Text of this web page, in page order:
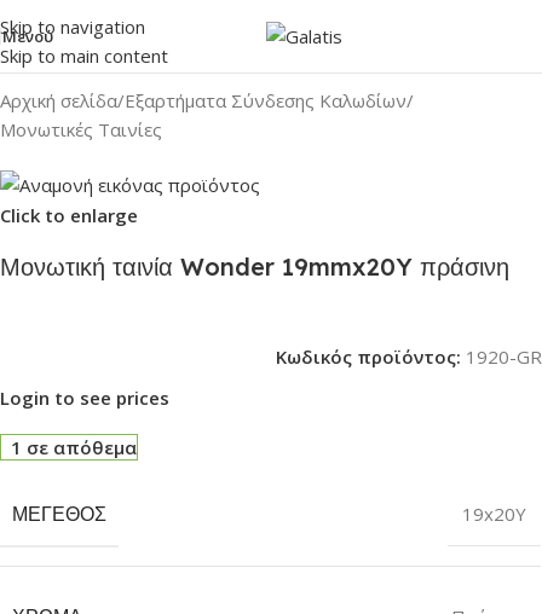
Skip to navigation
Skip to main content
Μενού
Αρχική σελίδα/Εξαρτήματα Σύνδεσης Καλωδίων/
Μονωτικές Ταινίες
Click to enlarge
Μονωτική ταινία Wonder 19mmx20Y πράσινη
Κωδικός προϊόντος: 1920-GR
Login to see prices
1 σε απόθεμα
ΜΈΓΕΘΟΣ 19x20Y